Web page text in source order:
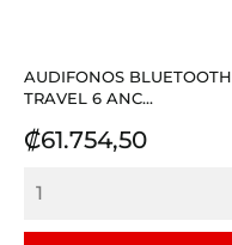
AUDIFONOS BLUETOOTH
TRAVEL 6 ANC...
Precio
₡61.754,50